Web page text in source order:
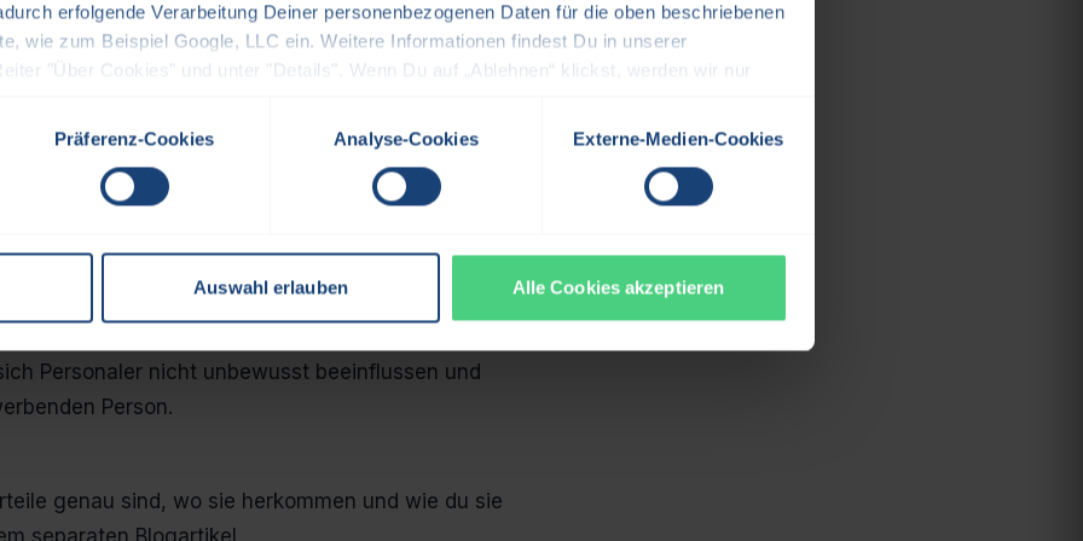
erfolgende Verarbeitung Deiner personenbezogenen Daten für die oben beschriebenen
wie zum Beispiel Google, LLC ein. Weitere Informationen findest Du in unserer
"Über Cookies" und unter "Details". Wenn Du auf „Ablehnen“ klickst, werden wir nur
Präferenz-Cookies Analyse-Cookies Externe-Medien-Cookies
Auswahl erlauben Alle Cookies akzeptieren
haben – für Bewerbende, aber auch für dein
oft völlig unbemerkt. Das kann dazu führen, dass
Bewerbungen und Schulungen für die
Bewerbenden eine faire Chance erhalten.
können die Vielfalt in deinem Team und die
auf Geschlecht, Alter und ethnische Herkunft
Personaler nicht unbewusst beeinflussen und
Person.
genau sind, wo sie herkommen und wie du sie
separaten Blogartikel.